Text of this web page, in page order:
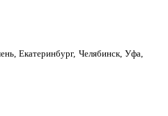
Екатеринбург, Челябинск, Уфа,